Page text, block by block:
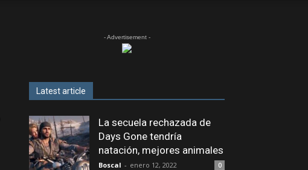
- Advertisement -
Latest article
La secuela rechazada de
Days Gone tendría
natación, mejores animales
Boscal - enero 12, 2022 0